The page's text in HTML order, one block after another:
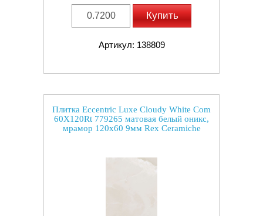
Купить
Артикул: 138809
Плитка Eccentric Luxe Cloudy White Com
60X120Rt 779265 матовая белый оникс,
мрамор 120x60 9мм Rex Ceramiche